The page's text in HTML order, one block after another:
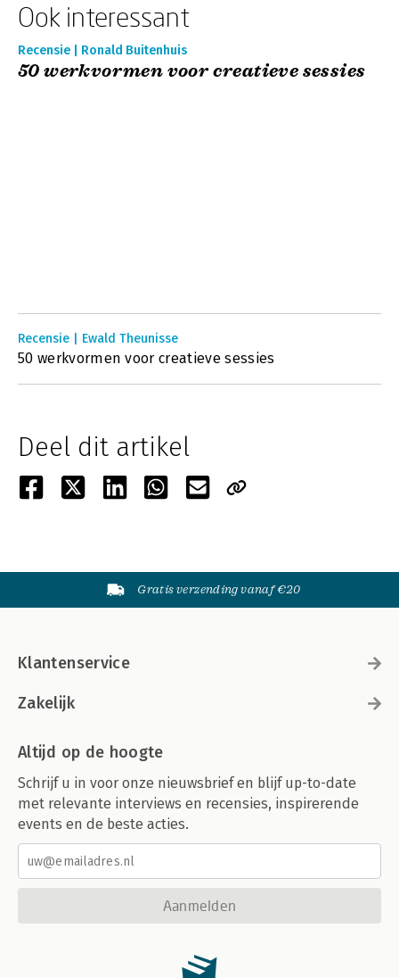
Ook interessant
Recensie | Ronald Buitenhuis
50 werkvormen voor creatieve sessies
Recensie | Ewald Theunisse
50 werkvormen voor creatieve sessies
Deel dit artikel
Gratis verzending vanaf €20
Klantenservice
Zakelijk
Altijd op de hoogte
Schrijf u in voor onze nieuwsbrief en blijf up-to-date
met relevante interviews en recensies, inspirerende
events en de beste acties.
Aanmelden